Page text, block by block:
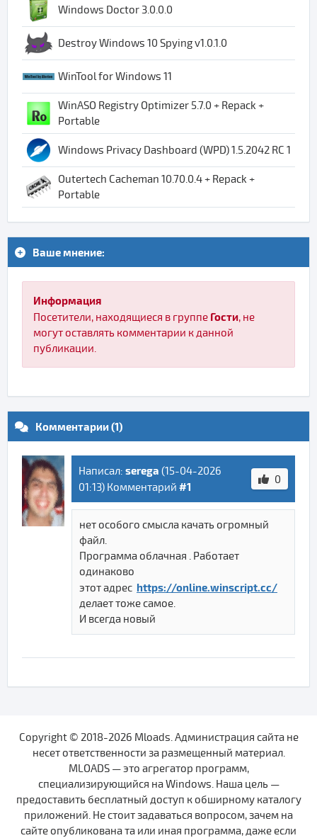
Windows Doctor 3.0.0.0
Destroy Windows 10 Spying v1.0.1.0
WinTool for Windows 11
WinASO Registry Optimizer 5.7.0 + Repack +
Portable
Windows Privacy Dashboard (WPD) 1.5.2042 RC 1
Outertech Cacheman 10.70.0.4 + Repack +
Portable
Ваше мнение:
Информация
Посетители, находящиеся в группе Гости, не
могут оставлять комментарии к данной
публикации.
Комментарии (1)
Написал: serega (15-04-2026
01:13) Комментарий #1
0
нет особого смысла качать огромный
файл.
Программа облачная . Работает
одинаково
этот адрес https://online.winscript.cc/
делает тоже самое.
И всегда новый
Copyright © 2018-2026 Mloads. Администрация сайта не
несет ответственности за размещенный материал.
MLOADS — это агрегатор программ,
специализирующийся на Windows. Наша цель —
предоставить бесплатный доступ к обширному каталогу
приложений. Не стоит задаваться вопросом, зачем на
сайте опубликована та или иная программа, даже если